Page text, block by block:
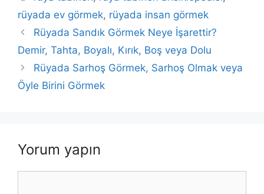
rüyada ev görmek, rüyada insan görmek
Rüyada Sandık Görmek Neye İşarettir?
Demir, Tahta, Boyalı, Kırık, Boş veya Dolu
Rüyada Sarhoş Görmek, Sarhoş Olmak veya
Öyle Birini Görmek
Yorum yapın